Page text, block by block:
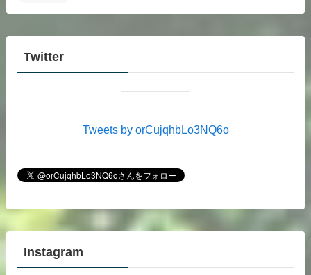
Twitter
Tweets by orCujqhbLo3NQ6o
Instagram